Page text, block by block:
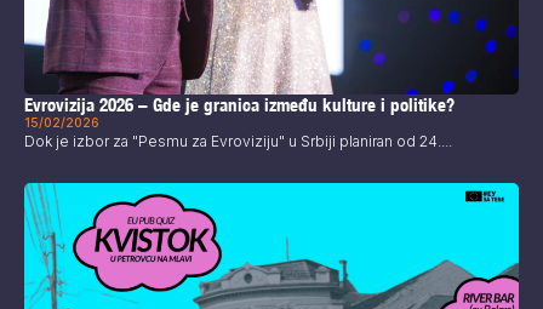
Evrovizija 2026 – Gde je granica između kulture i politike?
15/02/2026
Dok je izbor za "Pesmu za Evroviziju" u Srbiji planiran od 24....